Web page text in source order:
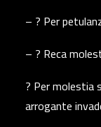
– ? Per
– ? Reca
? Per molestia
arrogante